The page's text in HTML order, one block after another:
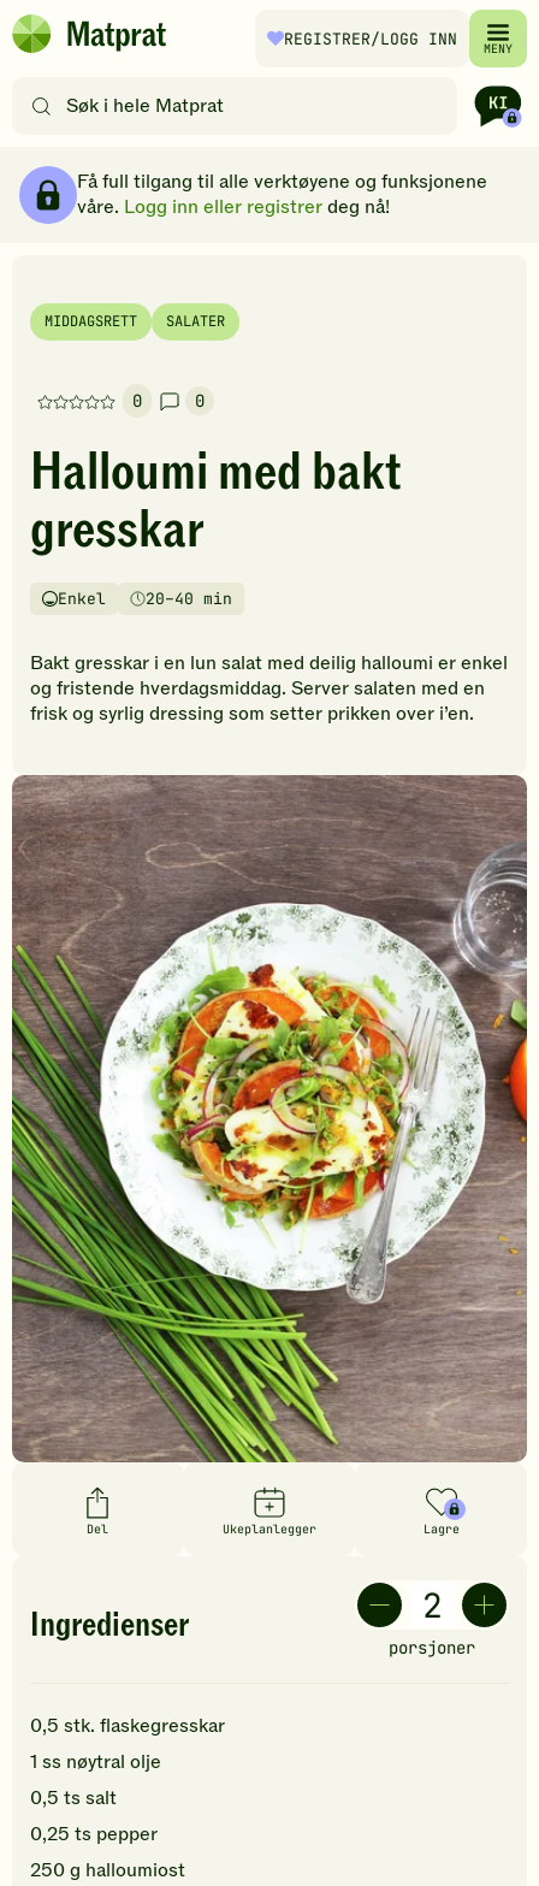
Hopp til hovedinnhold
Matprat
REGISTRER/LOGG INN MENY
etter
filtre
Få full tilgang til alle verktøyene og funksjonene
våre. Logg inn eller registrerdeg nå!
MIDDAGSRETT SALATER
0
Denne
har
foreløpig
ingen
vurderinger.
den
til
å
vurdere
denne
0
Halloumi med bakt
gresskar
Vanskelighetsgrad
Enkel
Tilberedningstid20–40 min
Bakt gresskar i en lun salat med deilig halloumi er enkel
og fristende hverdagsmiddag. Server salaten med en
frisk og syrlig dressing som setter prikken over i’en.
Del Ukeplanlegger Lagre
Ingredienser
porsjoner
0,5 stk. flaskegresskar
1 ss nøytral olje
0,5 ts salt
0,25 ts pepper
250g halloumiost